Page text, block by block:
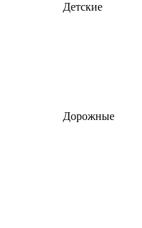
Детские
Дорожные